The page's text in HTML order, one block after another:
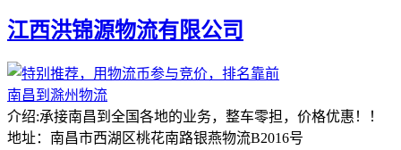
江西洪锦源物流有限公司
南昌到滁州物流
介绍:承接南昌到全国各地的业务，整车零担，价格优惠！！
地址：南昌市西湖区桃花南路银燕物流B2016号